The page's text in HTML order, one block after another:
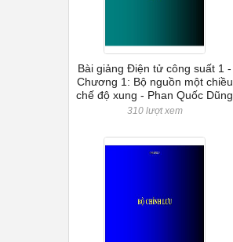
Bài giảng Điện tử công suất 1 -
Chương 1: Bộ nguồn một chiều
chế độ xung - Phan Quốc Dũng
310 lượt xem